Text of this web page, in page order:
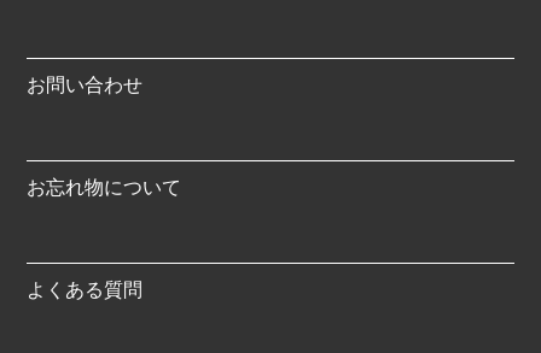
お問い合わせ
お忘れ物について
よくある質問